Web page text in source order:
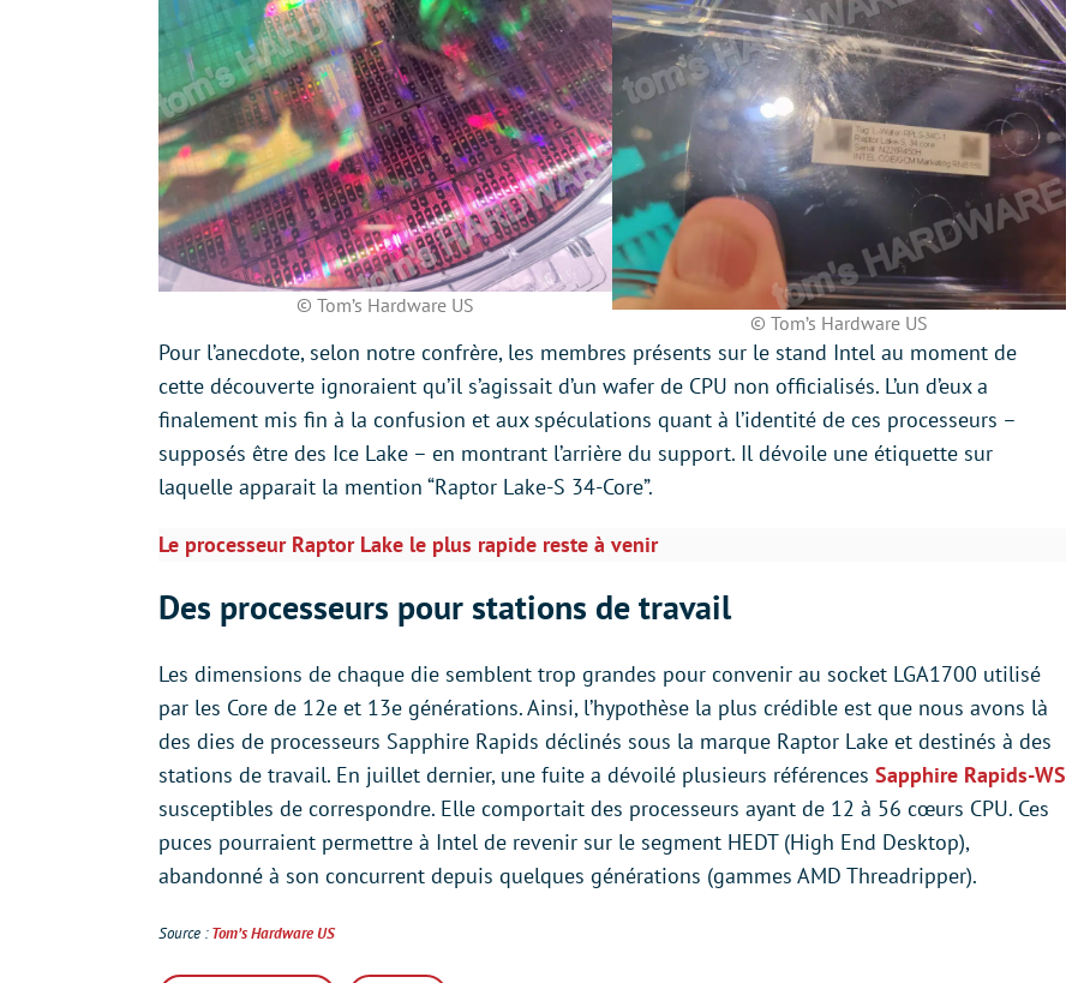
© Tom’s Hardware US
© Tom’s Hardware US
Pour l’anecdote, selon notre confrère, les membres présents sur le stand Intel au moment de
cette découverte ignoraient qu’il s’agissait d’un wafer de CPU non officialisés. L’un d’eux a
finalement mis fin à la confusion et aux spéculations quant à l’identité de ces processeurs –
supposés être des Ice Lake – en montrant l’arrière du support. Il dévoile une étiquette sur
laquelle apparait la mention “Raptor Lake-S 34-Core”.
Le processeur Raptor Lake le plus rapide reste à venir
Des processeurs pour stations de travail
Les dimensions de chaque die semblent trop grandes pour convenir au socket LGA1700 utilisé
par les Core de 12e et 13e générations. Ainsi, l’hypothèse la plus crédible est que nous avons là
des dies de processeurs Sapphire Rapids déclinés sous la marque Raptor Lake et destinés à des
stations de travail. En juillet dernier, une fuite a dévoilé plusieurs références Sapphire Rapids-WS
susceptibles de correspondre. Elle comportait des processeurs ayant de 12 à 56 cœurs CPU. Ces
puces pourraient permettre à Intel de revenir sur le segment HEDT (High End Desktop),
abandonné à son concurrent depuis quelques générations (gammes AMD Threadripper).
Source :Tom’s Hardware US